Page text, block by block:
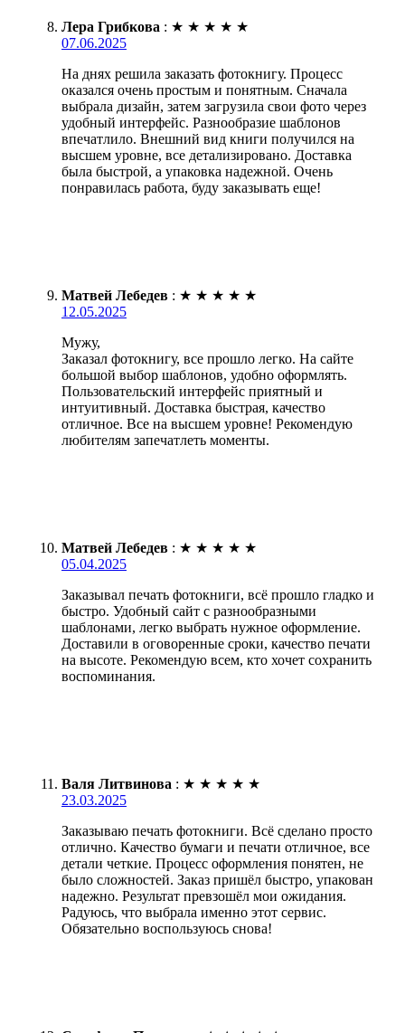
Лера Грибкова : ★ ★ ★ ★ ★
07.06.2025
На днях решила заказать фотокнигу. Процесс
оказался очень простым и понятным. Сначала
выбрала дизайн, затем загрузила свои фото через
удобный интерфейс. Разнообразие шаблонов
впечатлило. Внешний вид книги получился на
высшем уровне, все детализировано. Доставка
была быстрой, а упаковка надежной. Очень
понравилась работа, буду заказывать еще!
Матвей Лебедев : ★ ★ ★ ★ ★
12.05.2025
Мужу,
Заказал фотокнигу, все прошло легко. На сайте
большой выбор шаблонов, удобно оформлять.
Пользовательский интерфейс приятный и
интуитивный. Доставка быстрая, качество
отличное. Все на высшем уровне! Рекомендую
любителям запечатлеть моменты.
Матвей Лебедев : ★ ★ ★ ★ ★
05.04.2025
Заказывал печать фотокниги, всё прошло гладко и
быстро. Удобный сайт с разнообразными
шаблонами, легко выбрать нужное оформление.
Доставили в оговоренные сроки, качество печати
на высоте. Рекомендую всем, кто хочет сохранить
воспоминания.
Валя Литвинова : ★ ★ ★ ★ ★
23.03.2025
Заказываю печать фотокниги. Всё сделано просто
отлично. Качество бумаги и печати отличное, все
детали четкие. Процесс оформления понятен, не
было сложностей. Заказ пришёл быстро, упакован
надежно. Результат превзошёл мои ожидания.
Радуюсь, что выбрала именно этот сервис.
Обязательно воспользуюсь снова!